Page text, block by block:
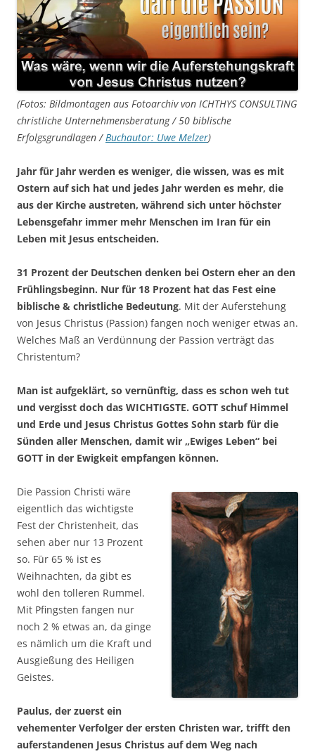
(Fotos: Bildmontagen aus Fotoarchiv von ICHTHYS CONSULTING
christliche Unternehmensberatung / 50 biblische
Erfolgsgrundlagen /Buchautor: Uwe Melzer)
Jahr für Jahr werden es weniger, die wissen, was es mit
Ostern auf sich hat und jedes Jahr werden es mehr, die
aus der Kirche austreten, während sich unter höchster
Lebensgefahr immer mehr Menschen im Iran für ein
Leben mit Jesus entscheiden.
31 Prozent der Deutschen denken bei Ostern eher an den
Frühlingsbeginn. Nur für 18 Prozent hat das Fest eine
biblische & christliche Bedeutung. Mit der Auferstehung
von Jesus Christus (Passion) fangen noch weniger etwas an.
Welches Maß an Verdünnung der Passion verträgt das
Christentum?
Man ist aufgeklärt, so vernünftig, dass es schon weh tut
und vergisst doch das WICHTIGSTE. GOTT schuf Himmel
und Erde und Jesus Christus Gottes Sohn starb für die
Sünden aller Menschen, damit wir „Ewiges Leben“ bei
GOTT in der Ewigkeit empfangen können.
Die Passion Christi wäre
eigentlich das wichtigste
Fest der Christenheit, das
sehen aber nur 13 Prozent
so. Für 65 % ist es
Weihnachten, da gibt es
wohl den tolleren Rummel.
Mit Pfingsten fangen nur
noch 2 % etwas an, da ginge
es nämlich um die Kraft und
Ausgießung des Heiligen
Geistes.
Paulus, der zuerst ein
vehementer Verfolger der ersten Christen war, trifft den
auferstandenen Jesus Christus auf dem Weg nach